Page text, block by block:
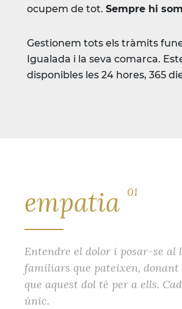
ocupem de tot.Sempre hi
Gestionem tots els tràmits
Igualada i la seva comarca.
disponibles les 24 hores, 365
empatia 01
Entendre el dolor i posar-se al
familiars que pateixen,
que aquest dol té per a ells.
únic.